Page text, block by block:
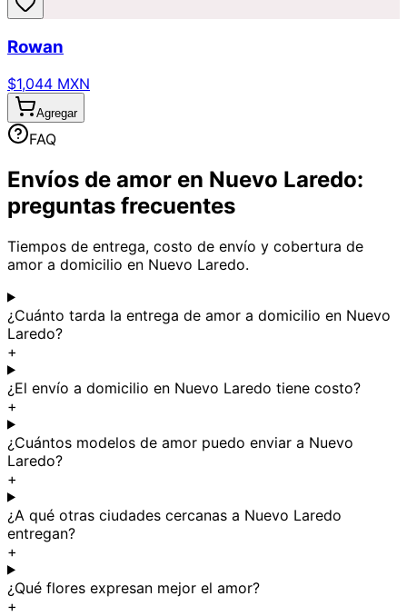
Rowan
$1,044 MXN
Agregar
FAQ
Envíos de amor en Nuevo Laredo:
preguntas frecuentes
Tiempos de entrega, costo de envío y cobertura de
amor a domicilio en Nuevo Laredo.
¿Cuánto tarda la entrega de amor a domicilio en Nuevo
Laredo?
+
¿El envío a domicilio en Nuevo Laredo tiene costo?
+
¿Cuántos modelos de amor puedo enviar a Nuevo
Laredo?
+
¿A qué otras ciudades cercanas a Nuevo Laredo
entregan?
+
¿Qué flores expresan mejor el amor?
+